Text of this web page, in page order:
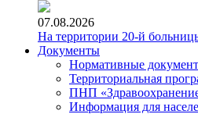
07.08.2026
На территории 20-й
Документы
Нормативные
Территориальная
ПНП
Информация для